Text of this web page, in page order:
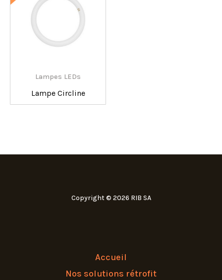
Lampes LEDs
Lampe Circline
Copyright © 2026 RIB SA
Accueil
Nos solutions rétrofit